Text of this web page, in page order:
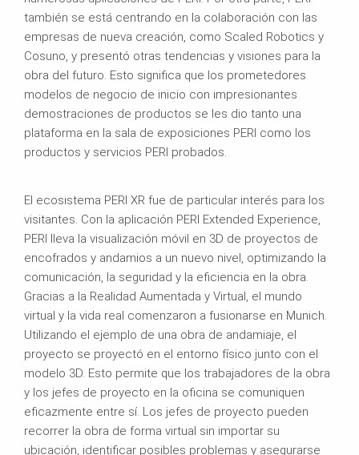
también se está centrando en la colaboración con las
empresas de nueva creación, como Scaled Robotics y
Cosuno, y presentó otras tendencias y visiones para la
obra del futuro. Esto significa que los prometedores
modelos de negocio de inicio con impresionantes
demostraciones de productos se les dio tanto una
plataforma en la sala de exposiciones PERI como los
productos y servicios PERI probados.
El ecosistema PERI XR fue de particular interés para los
visitantes. Con la aplicación PERI Extended Experience,
PERI lleva la visualización móvil en 3D de proyectos de
encofrados y andamios a un nuevo nivel, optimizando la
comunicación, la seguridad y la eficiencia en la obra.
Gracias a la Realidad Aumentada y Virtual, el mundo
virtual y la vida real comenzaron a fusionarse en Munich.
Utilizando el ejemplo de una obra de andamiaje, el
proyecto se proyectó en el entorno físico junto con el
modelo 3D. Esto permite que los trabajadores de la obra
y los jefes de proyecto en la oficina se comuniquen
eficazmente entre sí. Los jefes de proyecto pueden
recorrer la obra de forma virtual sin importar su
ubicación, identificar posibles problemas y asegurarse